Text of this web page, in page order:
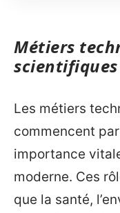
Métiers
Les métiers
commencent
importance
moderne. Ces
que la santé,